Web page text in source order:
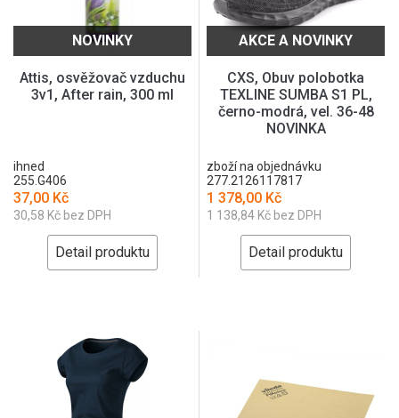
NOVINKY
Attis, osvěžovač vzduchu
3v1, After rain, 300 ml
ihned
255.G406
37,00 Kč
30,58 Kč bez DPH
Detail produktu
AKCE A NOVINKY
CXS, Obuv polobotka
TEXLINE SUMBA S1 PL,
černo-modrá, vel. 36-48
NOVINKA
zboží na objednávku
277.2126117817
1 378,00 Kč
1 138,84 Kč bez DPH
Detail produktu